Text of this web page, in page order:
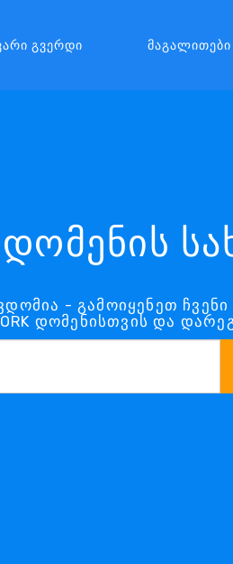
Გვერდი Მაგალითები
დომენის
- გამოიყენეთ ჩვენი
დომენისთვის და